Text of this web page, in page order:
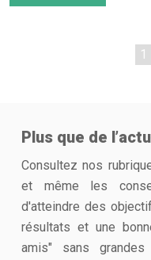
1
Plus que de
Consultez nos
et même les
d'atteindre des
résultats et une
amis" sans grandes